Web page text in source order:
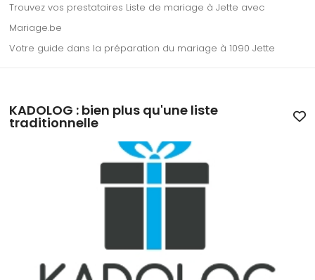
Trouvez vos prestataires Liste de mariage à Jette avec
Mariage.be
Votre guide dans la préparation du mariage à 1090 Jette
KADOLOG : bien plus qu'une liste
traditionnelle